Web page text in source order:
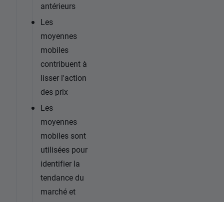
antérieurs
Les
moyennes
mobiles
contribuent à
lisser l'action
des prix
Les
moyennes
mobiles sont
utilisées pour
identifier la
tendance du
marché et